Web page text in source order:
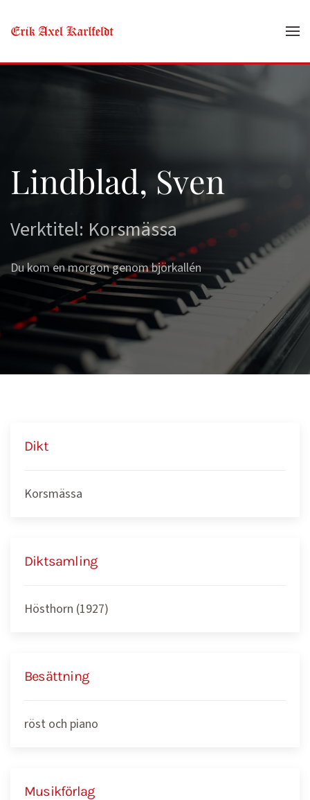
Skip to main content
Lindblad, Sven
Verktitel: Korsmässa
Du kom en morgon genom björkallén
Dikt
Korsmässa
Diktsamling
Hösthorn (1927)
Besättning
röst och piano
Musikförlag